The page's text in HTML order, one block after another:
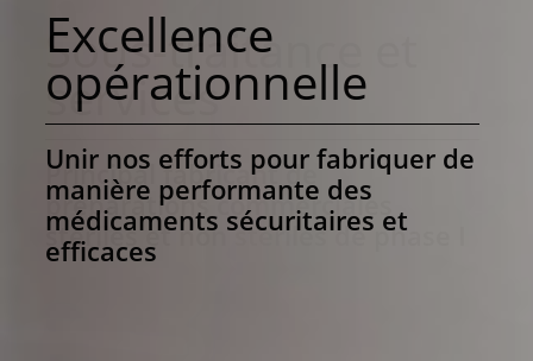
Excellence
opérationnelle
Unir nos efforts pour fabriquer de
manière performante des
médicaments sécuritaires et
efficaces